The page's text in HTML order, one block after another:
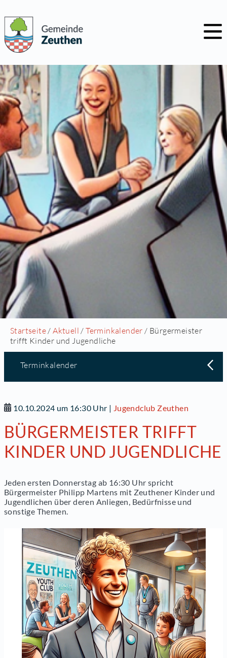
Startseite /Aktuell /Terminkalender / Bürgermeister
trifft Kinder und Jugendliche
Terminkalender
10.10.2024 um 16:30 Uhr | Jugendclub Zeuthen
BÜRGERMEISTER TRIFFT
KINDER UND JUGENDLICHE
Jeden ersten Donnerstag ab 16:30 Uhr spricht
Bürgermeister Philipp Martens mit Zeuthener Kinder und
Jugendlichen über deren Anliegen, Bedürfnisse und
sonstige Themen.